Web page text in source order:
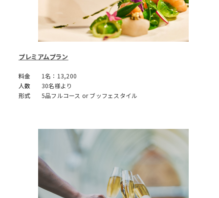
プレミアムプラン
料金
1名：13,200
人数
30名様より
形式
5品フルコース or ブッフェスタイル